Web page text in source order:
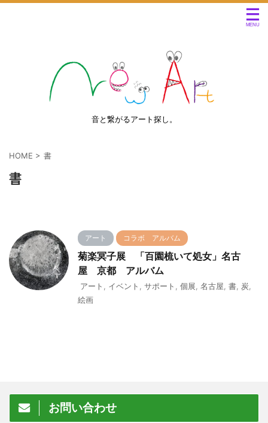
音と繋がるアート探し。
HOME > 書
書
アート コラボ アルバム
菊楽冥子展 「百園梳いて処女」名古
屋 京都 アルバム
アート イベント サポート 個展 名古屋 書 炭
絵画
お問い合わせ